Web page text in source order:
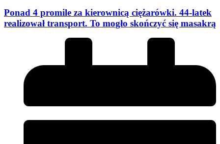
Ponad 4 promile za kierownicą ciężarówki. 44-latek
realizował transport. To mogło skończyć się masakrą